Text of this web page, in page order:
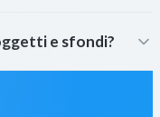
e sfondi?